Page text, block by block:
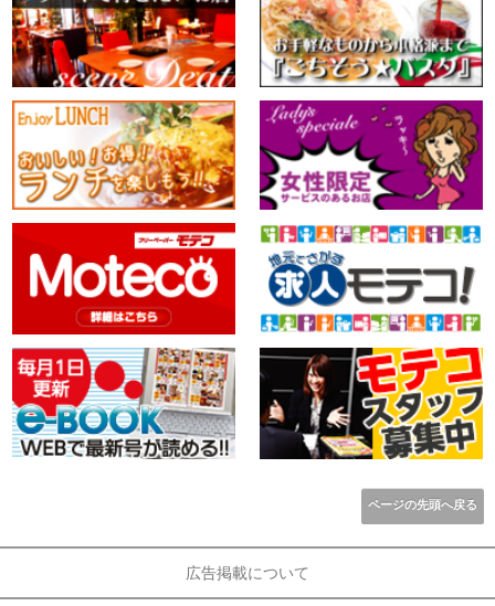
ページの先頭へ戻る
広告掲載について